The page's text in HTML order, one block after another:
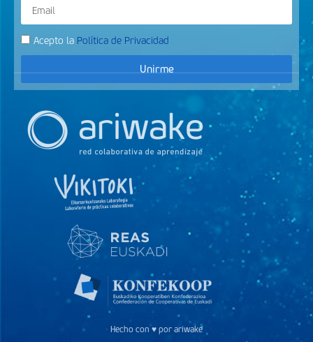
Acepto la Política de Privacidad
Unirme
Hecho con ♥ por ariwake